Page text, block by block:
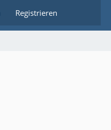
Registrieren